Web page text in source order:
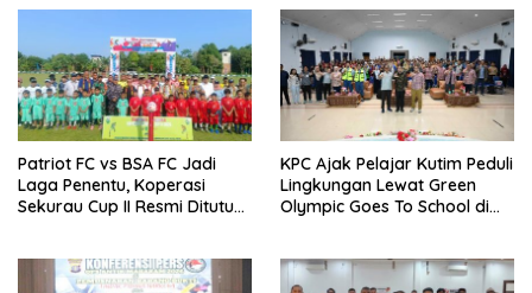
Patriot FC vs BSA FC Jadi
Laga Penentu, Koperasi
Sekurau Cup II Resmi Ditutup
KPC Ajak Pelajar Kutim Peduli
Lingkungan Lewat Green
Olympic Goes To School di